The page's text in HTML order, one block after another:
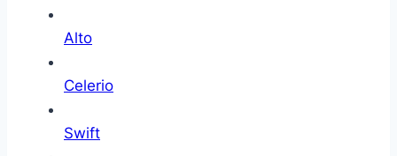
Alto
Celerio
Swift